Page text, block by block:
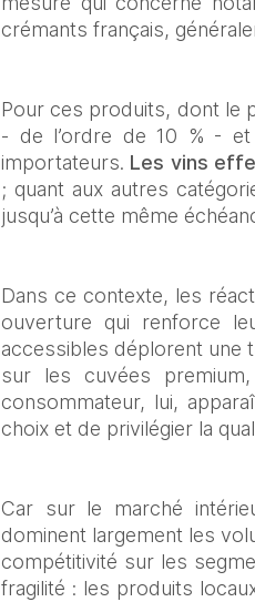
crémants français,
Pour ces produits, dont le
- de l’ordre de 10 % -
importateurs. Les vins
; quant aux autres
jusqu’à cette même
Dans ce contexte, les
ouverture qui renforce
accessibles déplorent une
sur les cuvées
consommateur, lui,
choix et de privilégier la
Car sur le marché
dominent largement les
compétitivité sur les
fragilité : les produits